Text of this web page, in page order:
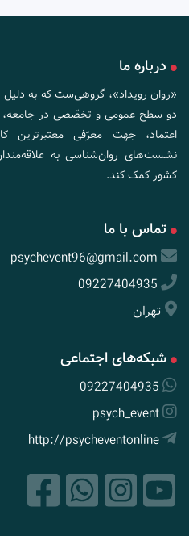
درباره ما
«روان رویداد»، گروهی‌ست که به
دو سطح عمومی و تخصّصی در جامعه،
اعتماد، جهت معرّفی معتبرترین
نشست‌های روان‌شناسی به
کشور کمک کند.
تماس با ما
psychevent96@gmail.com
09227404935
تهران
شبکه‌های اجتماعی
09227404935
psych_event
http://psycheventonline